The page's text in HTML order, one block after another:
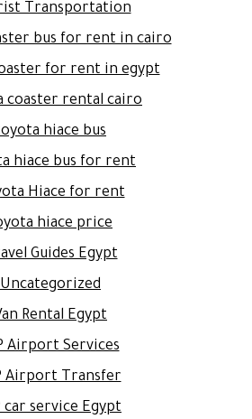
Transportation
bus for rent in cairo
for rent in egypt
coaster rental cairo
hiace bus
hiace bus for rent
Hiace for rent
hiace price
Guides Egypt
Uncategorized
Rental Egypt
Airport Services
Airport Transfer
car service Egypt